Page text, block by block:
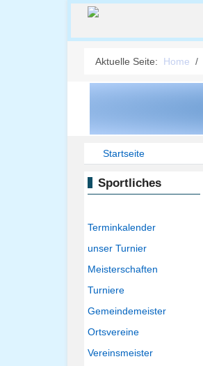
Aktuelle Seite: Home
Startseite
Sportliches
Terminkalender
unser Turnier
Meisterschaften
Turniere
Gemeindemeister
Ortsvereine
Vereinsmeister